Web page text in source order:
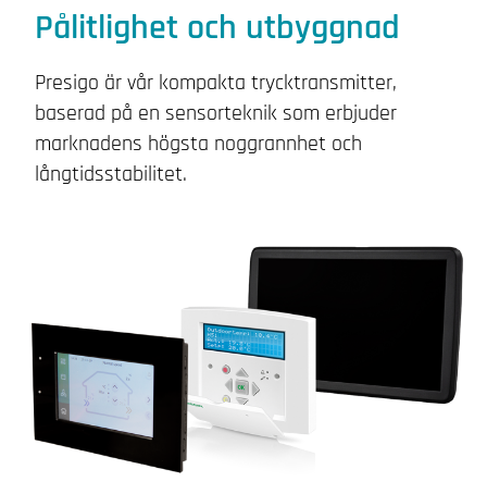
Pålitlighet och utbyggnad
Presigo är vår kompakta trycktransmitter,
baserad på en sensorteknik som erbjuder
marknadens högsta noggrannhet och
långtidsstabilitet.